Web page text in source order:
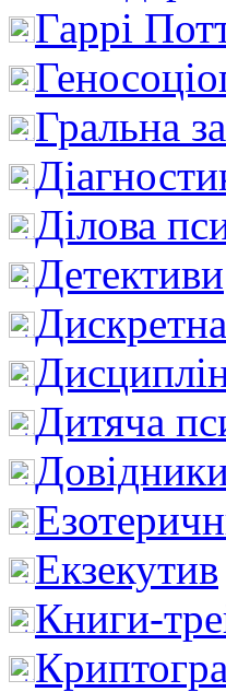
Гаррі
Гральна
Ділова
Детективи
Дитяча
Екзекутив
Книги-